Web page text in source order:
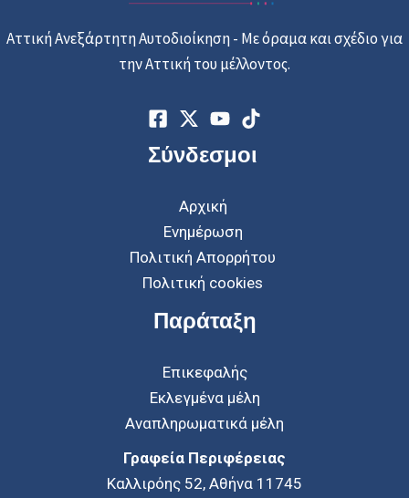
Αττική Ανεξάρτητη Αυτοδιοίκηση - Με όραμα και σχέδιο για
την Αττική του μέλλοντος.
Σύνδεσμοι
Αρχική
Ενημέρωση
Πολιτική Απορρήτου
Πολιτική cookies
Παράταξη
Επικεφαλής
Εκλεγμένα μέλη
Αναπληρωματικά μέλη
Γραφεία Περιφέρειας
Καλλιρόης 52, Αθήνα 11745